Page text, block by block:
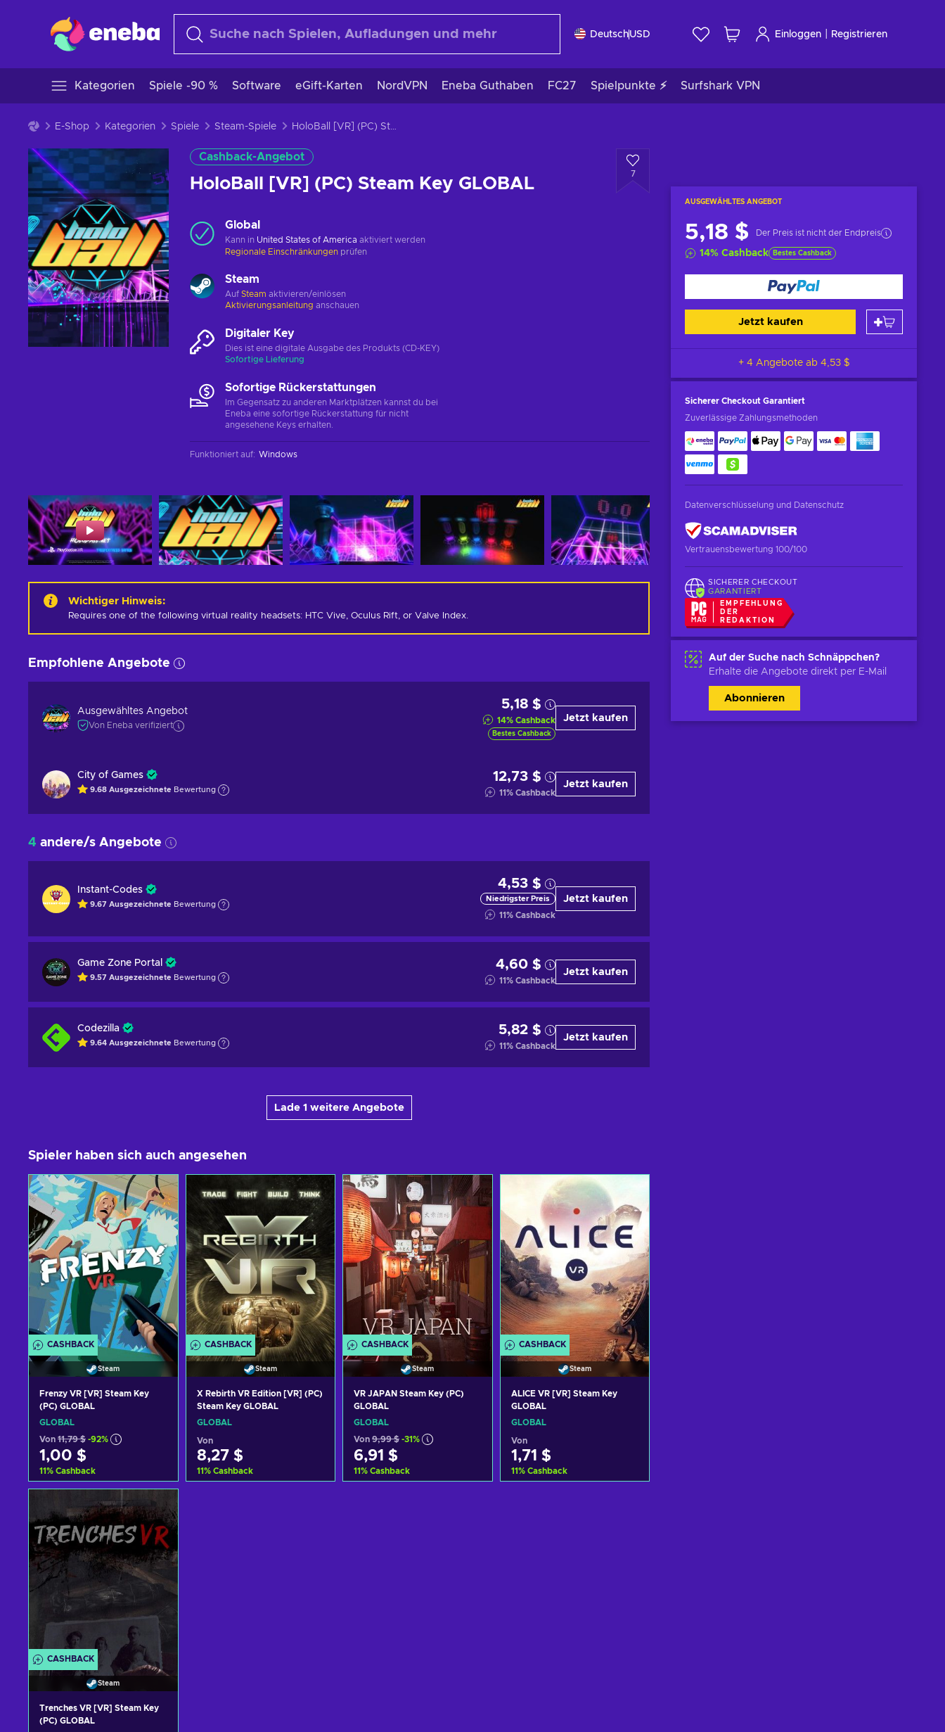
DeutschUSD Einloggen Registrieren
Kategorien Spiele -90 % Software eGift-Karten NordVPN Eneba Guthaben FC27 Spielpunkte ⚡ Surfshark VPN
E-Shop Kategorien Spiele Steam-Spiele HoloBall [VR] (PC) Steam Key GLOBAL
Cashback-Angebot
HoloBall [VR] (PC) Steam Key GLOBAL
7
AUSGEWÄHLTES ANGEBOT
5,18 $ Der Preis ist nicht der Endpreis
14% Cashback Bestes Cashback
Jetzt kaufen
+ 4 Angebote ab 4,53 $
Sicherer Checkout Garantiert
Zuverlässige Zahlungsmethoden
Datenverschlüsselung und Datenschutz
Vertrauensbewertung 100/100
SICHERER CHECKOUT
GARANTIERT
EMPFEHLUNG
DER
REDAKTION
Auf der Suche nach Schnäppchen?
Erhalte die Angebote direkt per E-Mail
Abonnieren
Global
Kann in United States of America aktiviert werden
Regionale Einschränkungen prüfen
Steam
Auf Steam aktivieren/einlösen
Aktivierungsanleitung anschauen
Digitaler Key
Dies ist eine digitale Ausgabe des Produkts (CD-KEY)
Sofortige Lieferung
Sofortige Rückerstattungen
Im Gegensatz zu anderen Marktplätzen kannst du bei
Eneba eine sofortige Rückerstattung für nicht
angesehene Keys erhalten.
Funktioniert auf: Windows
Wichtiger Hinweis:
Requires one of the following virtual reality headsets: HTC Vive, Oculus Rift, or Valve Index.
Empfohlene Angebote
Ausgewähltes Angebot
Von Eneba verifiziert
5,18 $
14% Cashback
Bestes Cashback
Jetzt kaufen
City of Games
9.68 Ausgezeichnete Bewertung
12,73 $
11% Cashback
Jetzt kaufen
4 andere/s Angebote
Instant-Codes
9.67 Ausgezeichnete Bewertung
4,53 $
Niedrigster Preis
11% Cashback
Jetzt kaufen
Game Zone Portal
9.57 Ausgezeichnete Bewertung
4,60 $
11% Cashback
Jetzt kaufen
Codezilla
9.64 Ausgezeichnete Bewertung
5,82 $
11% Cashback
Jetzt kaufen
Lade 1 weitere Angebote
Spieler haben sich auch angesehen
CASHBACK
Steam
Frenzy VR [VR] Steam Key
(PC) GLOBAL
GLOBAL
Von 11,79 $ -92%
1,00 $
11% Cashback
hinzufügen
Angebote ansehen
CASHBACK
Steam
X Rebirth VR Edition [VR] (PC)
Steam Key GLOBAL
GLOBAL
Von
8,27 $
11% Cashback
CASHBACK
Steam
VR JAPAN Steam Key (PC)
GLOBAL
GLOBAL
Von 9,99 $ -31%
6,91 $
11% Cashback
CASHBACK
Steam
ALICE VR [VR] Steam Key
GLOBAL
GLOBAL
Von
1,71 $
11% Cashback
CASHBACK
Steam
Trenches VR [VR] Steam Key
(PC) GLOBAL